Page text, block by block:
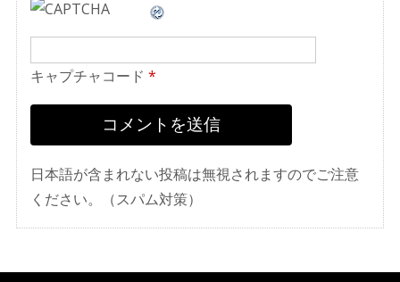
キャプチャコード *
日本語が含まれない投稿は無視されますのでご注意
ください。（スパム対策）